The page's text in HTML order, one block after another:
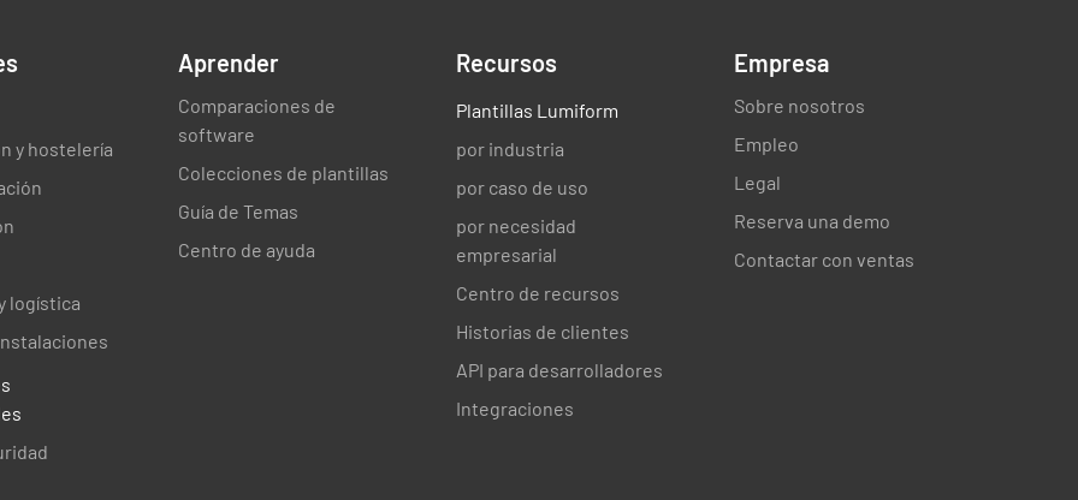
y hostelería
logística
Aprender
Comparaciones de
software
Colecciones de plantillas
Guía de Temas
Centro de ayuda
Recursos
Plantillas Lumiform
por industria
por caso de uso
por necesidad
empresarial
Centro de recursos
Historias de clientes
API para desarrolladores
Integraciones
Empresa
Sobre nosotros
Empleo
Legal
Reserva una demo
Contactar con ventas